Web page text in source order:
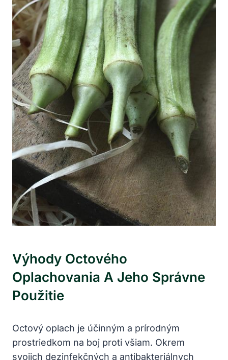
Výhody Octového
Oplachovania A Jeho Správne
Použitie
Octový oplach je účinným a prírodným
prostriedkom na boj proti všiam. Okrem
svojich dezinfekčných a antibakteriálnych